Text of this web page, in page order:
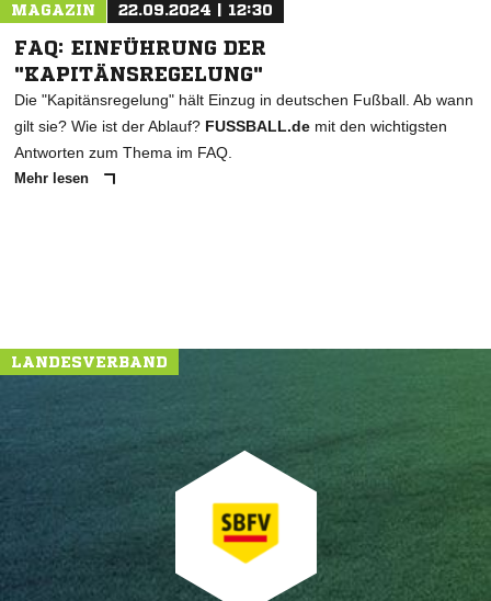
MAGAZIN 22.09.2024 | 12:30
FAQ: EINFÜHRUNG DER
"KAPITÄNSREGELUNG"
Die "Kapitänsregelung" hält Einzug in deutschen Fußball. Ab wann
gilt sie? Wie ist der Ablauf? FUSSBALL.de mit den wichtigsten
Antworten zum Thema im FAQ.
Mehr lesen
LANDESVERBAND